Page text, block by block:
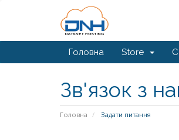
Головна Store
Зв'язок з
Головна Задати питання